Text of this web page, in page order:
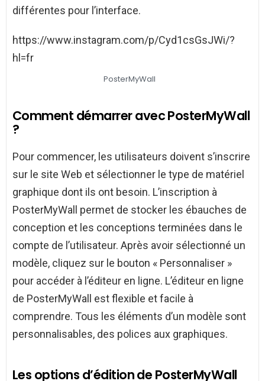
différentes pour l’interface.
https://www.instagram.com/p/Cyd1csGsJWi/?
hl=fr
PosterMyWall
Comment démarrer avec PosterMyWall
?
Pour commencer, les utilisateurs doivent s’inscrire
sur le site Web et sélectionner le type de matériel
graphique dont ils ont besoin. L’inscription à
PosterMyWall permet de stocker les ébauches de
conception et les conceptions terminées dans le
compte de l’utilisateur. Après avoir sélectionné un
modèle, cliquez sur le bouton « Personnaliser »
pour accéder à l’éditeur en ligne. L’éditeur en ligne
de PosterMyWall est flexible et facile à
comprendre. Tous les éléments d’un modèle sont
personnalisables, des polices aux graphiques.
Les options d’édition de PosterMyWall